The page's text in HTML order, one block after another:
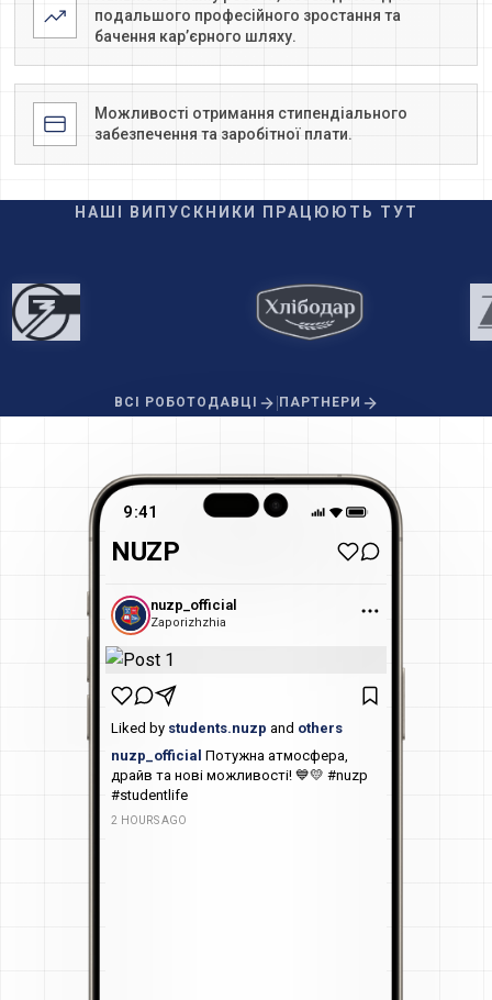
подальшого професійного зростання та
бачення кар’єрного шляху.
Можливості отримання стипендіального
забезпечення та заробітної плати.
НАШІ ВИПУСКНИКИ ПРАЦЮЮТЬ ТУТ
ВСІ РОБОТОДАВЦІ | ПАРТНЕРИ
9:41
NUZP
nuzp_official
Zaporizhzhia
Liked by students.nuzp and others
nuzp_official Потужна атмосфера,
драйв та нові можливості! 💙💛 #nuzp
#studentlife
2 HOURS AGO